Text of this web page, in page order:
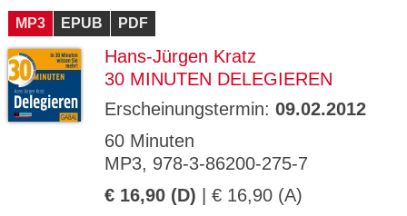
MP3 EPUB PDF
Hans-Jürgen Kratz
30 MINUTEN DELEGIEREN
Erscheinungstermin: 09.02.2012
60 Minuten
MP3, 978-3-86200-275-7
€ 16,90 (D) | € 16,90 (A)